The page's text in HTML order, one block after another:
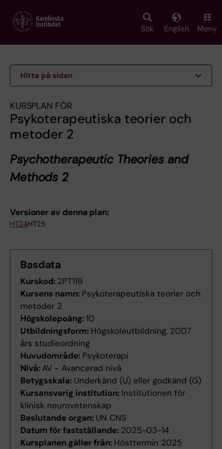
main
Sök English Meny
Hitta på sidan
KURSPLAN FÖR
Psykoterapeutiska teorier och
metoder 2
Psychotherapeutic Theories and
Methods 2
Versioner av denna plan:
HT24HT25
Basdata
Kurskod: 2PT119
Kursens namn: Psykoterapeutiska teorier och
metoder 2
Högskolepoäng:10
Utbildningsform: Högskoleutbildning, 2007
års studieordning
Huvudområde: Psykoterapi
Nivå: AV - Avancerad nivå
Betygsskala: Underkänd (U) eller godkänd (G)
Kursansvarig institution: Institutionen för
klinisk neurovetenskap
Beslutande organ: UN CNS
Datum för fastställande: 2025-03-14
Kursplanen gäller från: Hösttermin 2025